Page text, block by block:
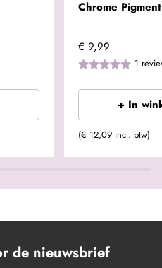
Chrome
€ 9,99
1
+ In
(€ 12,09 incl. btw)
de nieuwsbrief